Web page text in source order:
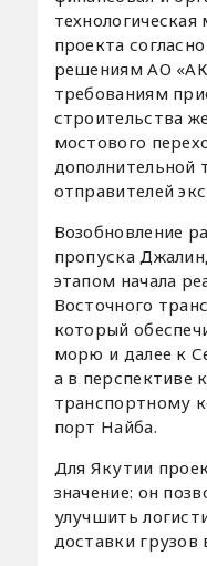
проекта
решениям АО
требованиям
строительства
мостового
дополнительной
отправителей
Возобновление
пропуска
этапом начала
Восточного
который
морю и далее к
а в перспективе
транспортному
порт Найба.
Для Якутии
значение: он
улучшить
доставки грузов